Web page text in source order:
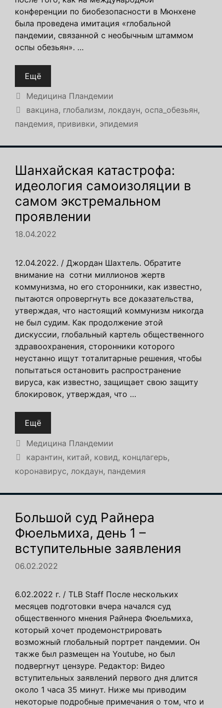
конференции по биобезопасности в Мюнхене
была проведена имитация «глобальной
пандемии, связанной с необычным штаммом
оспы обезьян». …
Ещё
Рубрики
Медицина Пландемии
Метки
вакцина, глобализм, локдаун, оспа_обезьян,
пандемия, прививки, эпидемия
Шанхайская катастрофа:
идеология самоизоляции в
самом экстремальном
проявлении
18.04.2022
12.04.2022. / Джордан Шахтель. Обратите
внимание на сотни миллионов жертв
коммунизма, но его сторонники, как известно,
пытаются опровергнуть все доказательства,
утверждая, что настоящий коммунизм никогда
не был судим. Как продолжение этой
дискуссии, глобальный картель общественного
здравоохранения, сторонники которого
неустанно ищут тоталитарные решения, чтобы
попытаться остановить распространение
вируса, как известно, защищает свою защиту
блокировок, утверждая, что …
Ещё
Рубрики
Медицина Пландемии
Метки
карантин, китай, ковид, концлагерь,
коронавирус, локдаун, пандемия
Большой суд Райнера
Фюельмиха, день 1 –
вступительные заявления
06.02.2022
6.02.2022 г. / TLB Staff После нескольких
месяцев подготовки вчера начался суд
общественного мнения Райнера Фюельмиха,
который хочет продемонстрировать
возможный глобальный портрет пандемии. Он
также был размещен на Youtube, но был
подвергнут цензуре. Редактор: Видео
вступительных заявлений первого дня длится
около 1 часа 35 минут. Ниже мы приводим
некоторые подробные примечания о том, что и